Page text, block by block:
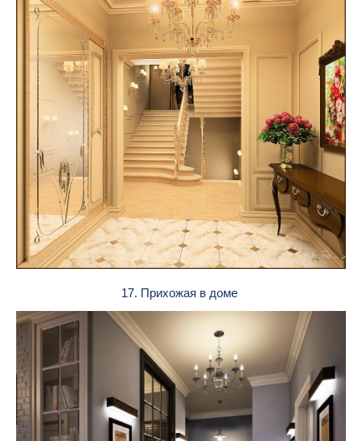
17. Прихожая в доме